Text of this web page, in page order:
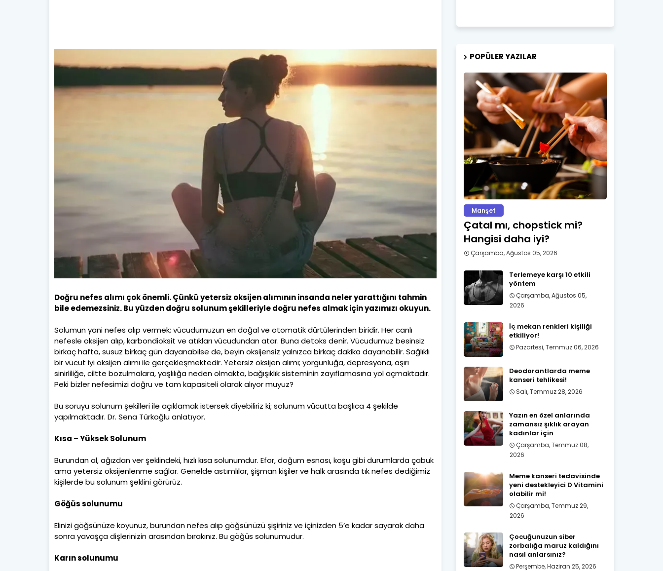
Doğru nefes alımı çok önemli. Çünkü yetersiz oksijen alımının insanda neler yarattığını tahmin
bile edemezsiniz. Bu yüzden doğru solunum şekilleriyle doğru nefes almak için yazımızı okuyun.
Solumun yani nefes alıp vermek; vücudumuzun en doğal ve otomatik dürtülerinden biridir. Her canlı
nefesle oksijen alıp, karbondioksit ve atıkları vücudundan atar. Buna detoks denir. Vücudumuz besinsiz
birkaç hafta, susuz birkaç gün dayanabilse de, beyin oksijensiz yalnızca birkaç dakika dayanabilir. Sağlıklı
bir vücut iyi oksijen alımı ile gerçekleşmektedir. Yetersiz oksijen alımı; yorgunluğa, depresyona, aşırı
sinirliliğe, ciltte bozulmalara, yaşlılığa neden olmakta, bağışıklık sisteminin zayıflamasına yol açmaktadır.
Peki bizler nefesimizi doğru ve tam kapasiteli olarak alıyor muyuz?
Bu soruyu solunum şekilleri ile açıklamak istersek diyebiliriz ki; solunum vücutta başlıca 4 şekilde
yapılmaktadır. Dr. Sena Türkoğlu anlatıyor.
Kısa – Yüksek Solunum
Burundan al, ağızdan ver şeklindeki, hızlı kısa solunumdur. Efor, doğum esnası, koşu gibi durumlarda çabuk
ama yetersiz oksijenlenme sağlar. Genelde astımlılar, şişman kişiler ve halk arasında tık nefes dediğimiz
kişilerde bu solunum şeklini görürüz.
Göğüs solunumu
Elinizi göğsünüze koyunuz, burundan nefes alıp göğsünüzü şişiriniz ve içinizden 5’e kadar sayarak daha
sonra yavaşça dişlerinizin arasından bırakınız. Bu göğüs solunumudur.
Karın solunumu
POPÜLER YAZILAR
Manşet
Çatal mı, chopstick mi?
Hangisi daha iyi?
Çarşamba, Ağustos 05, 2026
Terlemeye karşı 10 etkili
yöntem
Çarşamba, Ağustos 05,
2026
İç mekan renkleri kişiliği
etkiliyor!
Pazartesi, Temmuz 06, 2026
Deodorantlarda meme
kanseri tehlikesi!
Salı, Temmuz 28, 2026
Yazın en özel anlarında
zamansız şıklık arayan
kadınlar için
Çarşamba, Temmuz 08,
2026
Meme kanseri tedavisinde
yeni destekleyici D Vitamini
olabilir mi!
Çarşamba, Temmuz 29,
2026
Çocuğunuzun siber
zorbalığa maruz kaldığını
nasıl anlarsınız?
Perşembe, Haziran 25, 2026